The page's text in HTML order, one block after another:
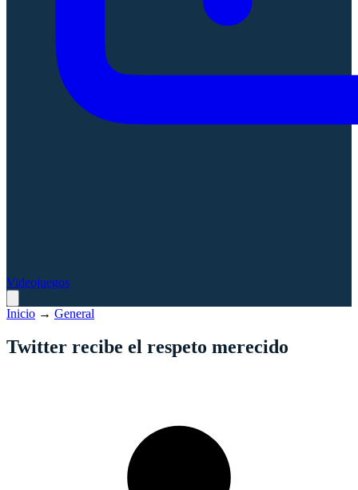
Videojuegos
Inicio → General
Twitter recibe el respeto merecido